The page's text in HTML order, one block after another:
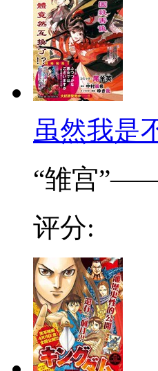
虽然我是
“雏宫
评分: